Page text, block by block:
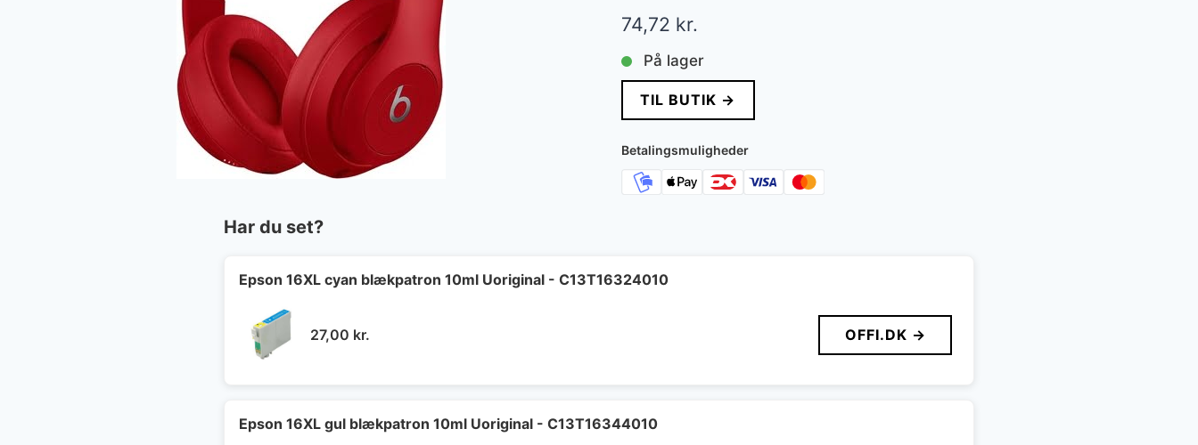
74,72 kr.
På lager
TIL BUTIK →
Betalingsmuligheder
Har du set?
Epson 16XL cyan blækpatron 10ml Uoriginal - C13T16324010
27,00 kr. OFFI.DK →
Epson 16XL gul blækpatron 10ml Uoriginal - C13T16344010